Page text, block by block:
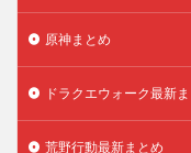
原神まとめ
ドラクエウォーク最新
荒野行動最新まとめ